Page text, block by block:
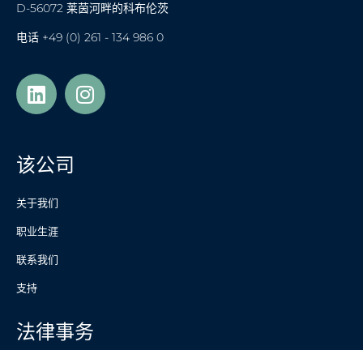
D-56072 莱茵河畔的科布伦茨
电话 +49 (0) 261 - 134 986 0
该公司
关于我们
职业生涯
联系我们
支持
法律事务